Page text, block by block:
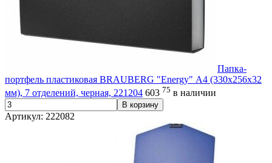
Папка-
портфель пластиковая BRAUBERG "Energy" А4 (330х256х32
мм), 7 отделений, черная, 221204 603 75 в наличии
В корзину
Артикул: 222082